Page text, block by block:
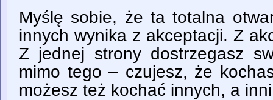
Myślę sobie, że ta totalna
innych wynika z akceptacji. Z
Z jednej strony dostrzegasz
mimo tego – czujesz, że
możesz też kochać innych, a